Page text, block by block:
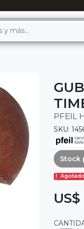
PFEIL
SKU:
Stock